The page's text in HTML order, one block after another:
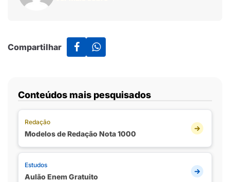
Compartilhar
Conteúdos mais pesquisados
Redação
Modelos de Redação Nota 1000
Estudos
Aulão Enem Gratuito